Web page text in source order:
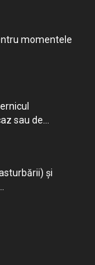
momentele
sau de...
şi